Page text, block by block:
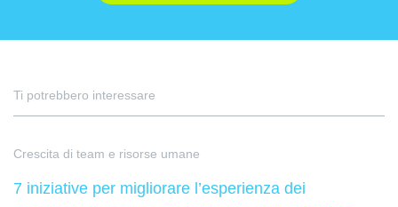
Ti potrebbero interessare
Crescita di team e risorse umane
7 iniziative per migliorare l’esperienza dei